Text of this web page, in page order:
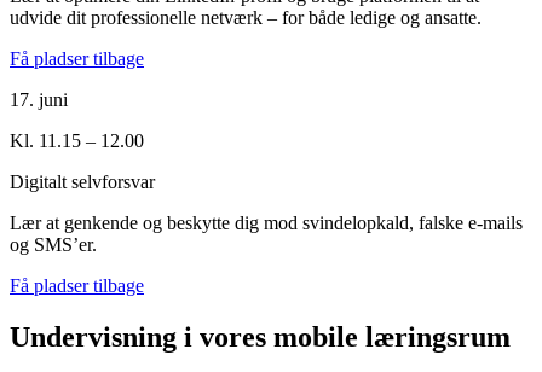
udvide dit professionelle netværk – for både ledige og ansatte.
Få pladser tilbage
17. juni
Kl. 11.15 – 12.00
Digitalt selvforsvar
Lær at genkende og beskytte dig mod svindelopkald, falske e-mails
og SMS’er.
Få pladser tilbage
Undervisning i vores mobile læringsrum